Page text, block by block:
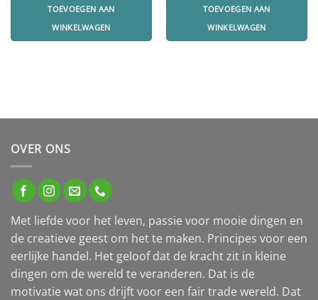
TOEVOEGEN AAN
WINKELWAGEN
TOEVOEGEN AAN
WINKELWAGEN
OVER ONS
Met liefde voor het leven, passie voor mooie dingen en
de creatieve geest om het te maken. Principes voor een
eerlijke handel. Het geloof dat de kracht zit in kleine
dingen om de wereld te veranderen. Dat is de
motivatie wat ons drijft voor een fair trade wereld. Dat